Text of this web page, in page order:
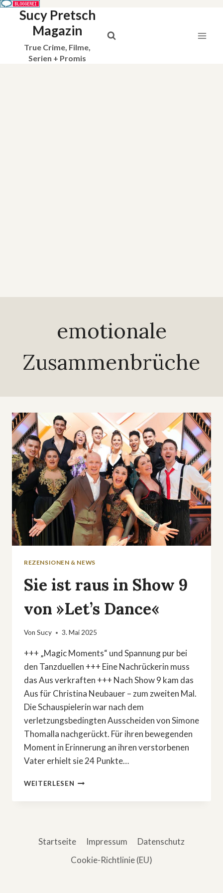
Sucy Pretsch
Magazin
True Crime, Filme,
Serien + Promis
emotionale
Zusammenbrüche
REZENSIONEN & NEWS
Sie ist raus in Show 9
von »Let’s Dance«
Von Sucy 3. Mai 2025
+++ „Magic Moments“ und Spannung pur bei
den Tanzduellen +++ Eine Nachrückerin muss
das Aus verkraften +++ Nach Show 9 kam das
Aus für Christina Neubauer – zum zweiten Mal.
Die Schauspielerin war nach dem
verletzungsbedingten Ausscheiden von Simone
Thomalla nachgerückt. Für ihren bewegenden
Moment in Erinnerung an ihren verstorbenen
Vater erhielt sie 24 Punkte…
WEITERLESEN SIE
RAUS
VON
DANCE«
Startseite Impressum
Datenschutz
Cookie-Richtlinie (EU)